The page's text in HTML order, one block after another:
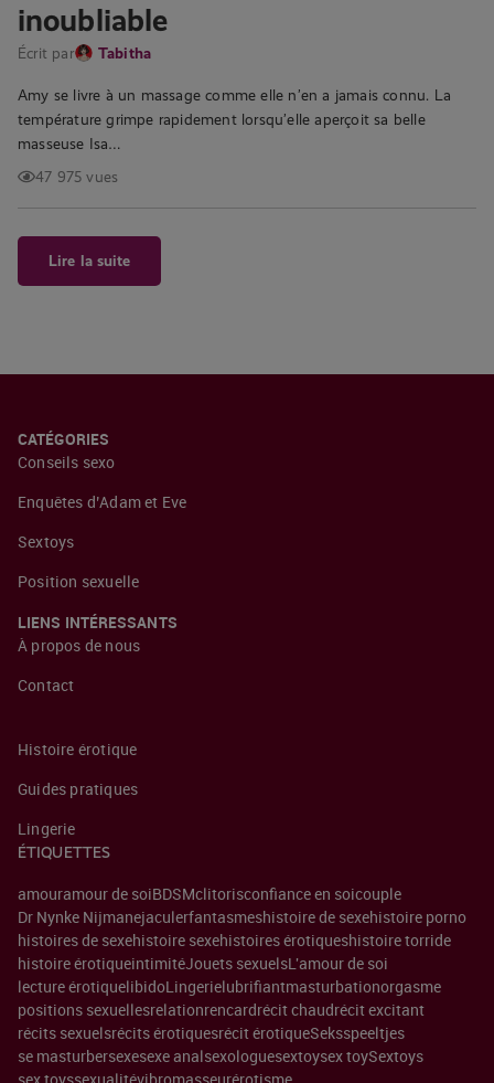
inoubliable
Écrit par Tabitha
Amy se livre à un massage comme elle n’en a jamais connu. La
température grimpe rapidement lorsqu’elle aperçoit sa belle
masseuse Isa…
47 975 vues
Lire la suite
CATÉGORIES
Conseils sexo
Enquêtes d’Adam et Eve
Sextoys
Position sexuelle
LIENS INTÉRESSANTS
À propos de nous
Contact
Histoire érotique
Guides pratiques
Lingerie
ÉTIQUETTES
amouramour de soiBDSMclitorisconfiance en soicouple
Dr Nynke Nijmanejaculerfantasmeshistoire de sexehistoire porno
histoires de sexehistoire sexehistoires érotiqueshistoire torride
histoire érotiqueintimitéJouets sexuelsL'amour de soi
lecture érotiquelibidoLingerielubrifiantmasturbationorgasme
positions sexuellesrelationrencardrécit chaudrécit excitant
récits sexuelsrécits érotiquesrécit érotiqueSeksspeeltjes
se masturbersexesexe analsexologuesextoysex toySextoys